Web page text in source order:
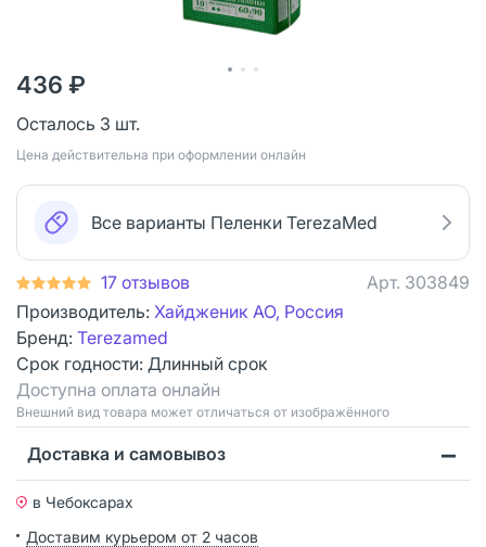
436 ₽
Осталось 3 шт.
Цена действительна при оформлении онлайн
Все варианты Пеленки TerezaMed
17 отзывов Арт. 303849
Производитель: Хайдженик АО, Россия
Бренд: Terezamed
Срок годности: Длинный срок
Доступна оплата онлайн
Bнешний вид товара может отличаться от изображённого
Доставка и самовывоз
в Чебоксарах
Доставим курьером от 2 часов